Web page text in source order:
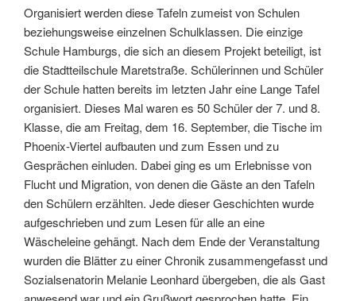
Organisiert werden diese Tafeln zumeist von Schulen
beziehungsweise einzelnen Schulklassen. Die einzige
Schule Hamburgs, die sich an diesem Projekt beteiligt, ist
die Stadtteilschule Maretstraße. Schülerinnen und Schüler
der Schule hatten bereits im letzten Jahr eine Lange Tafel
organisiert. Dieses Mal waren es 50 Schüler der 7. und 8.
Klasse, die am Freitag, dem 16. September, die Tische im
Phoenix-Viertel aufbauten und zum Essen und zu
Gesprächen einluden. Dabei ging es um Erlebnisse von
Flucht und Migration, von denen die Gäste an den Tafeln
den Schülern erzählten. Jede dieser Geschichten wurde
aufgeschrieben und zum Lesen für alle an eine
Wäscheleine gehängt. Nach dem Ende der Veranstaltung
wurden die Blätter zu einer Chronik zusammengefasst und
Sozialsenatorin Melanie Leonhard übergeben, die als Gast